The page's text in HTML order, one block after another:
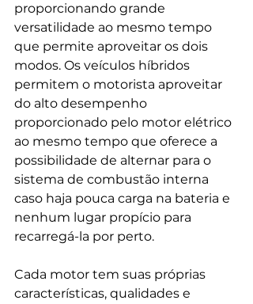
proporcionando grande
versatilidade ao mesmo tempo
que permite aproveitar os dois
modos. Os veículos híbridos
permitem o motorista aproveitar
do alto desempenho
proporcionado pelo motor elétrico
ao mesmo tempo que oferece a
possibilidade de alternar para o
sistema de combustão interna
caso haja pouca carga na bateria e
nenhum lugar propício para
recarregá-la por perto.
Cada motor tem suas próprias
características, qualidades e